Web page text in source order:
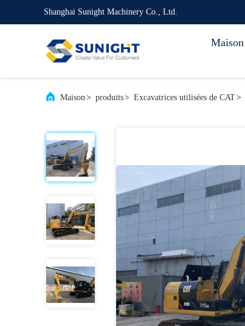
Shanghai Sunight Machinery Co., Ltd.
Maison
Maison> produits> Excavatrices utilisées de CAT>